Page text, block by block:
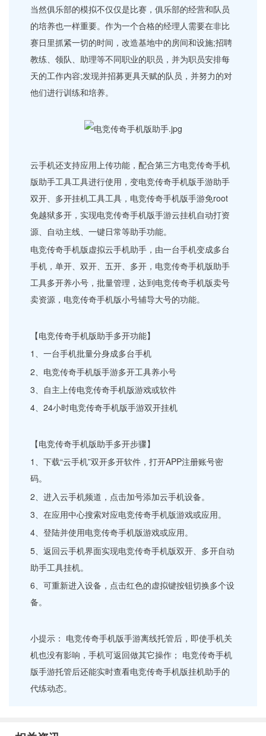
当然俱乐部的模拟不仅仅是比赛，俱乐部的经营和队员
的培养也一样重要。作为一个合格的经理人需要在非比
赛日里抓紧一切的时间，改造基地中的房间和设施;招聘
教练、领队、助理等不同职业的职员，并为职员安排每
天的工作内容;发现并招募更具天赋的队员，并努力的对
他们进行训练和培养。
云手机还支持应用上传功能，配合第三方电竞传奇手机
版助手工具工具进行使用，变电竞传奇手机版手游助手
双开、多开挂机工具工具，电竞传奇手机版手游免root
免越狱多开，实现电竞传奇手机版手游云挂机自动打资
源、自动主线、一键日常等助手功能。
电竞传奇手机版虚拟云手机助手，由一台手机变成多台
手机，单开、双开、五开、多开，电竞传奇手机版助手
工具多开养小号，批量管理，达到电竞传奇手机版卖号
卖资源，电竞传奇手机版小号辅导大号的功能。
【电竞传奇手机版助手多开功能】
1、一台手机批量分身成多台手机
2、电竞传奇手机版手游多开工具养小号
3、自主上传电竞传奇手机版游戏或软件
4、24小时电竞传奇手机版手游双开挂机
【电竞传奇手机版助手多开步骤】
1、下载“云手机”双开多开软件，打开APP注册账号密
码。
2、进入云手机频道，点击加号添加云手机设备。
3、在应用中心搜索对应电竞传奇手机版游戏或应用。
4、登陆并使用电竞传奇手机版游戏或应用。
5、返回云手机界面实现电竞传奇手机版双开、多开自动
助手工具挂机。
6、可重新进入设备，点击红色的虚拟键按钮切换多个设
备。
小提示： 电竞传奇手机版手游离线托管后，即使手机关
机也没有影响，手机可返回做其它操作； 电竞传奇手机
版手游托管后还能实时查看电竞传奇手机版挂机助手的
代练动态。